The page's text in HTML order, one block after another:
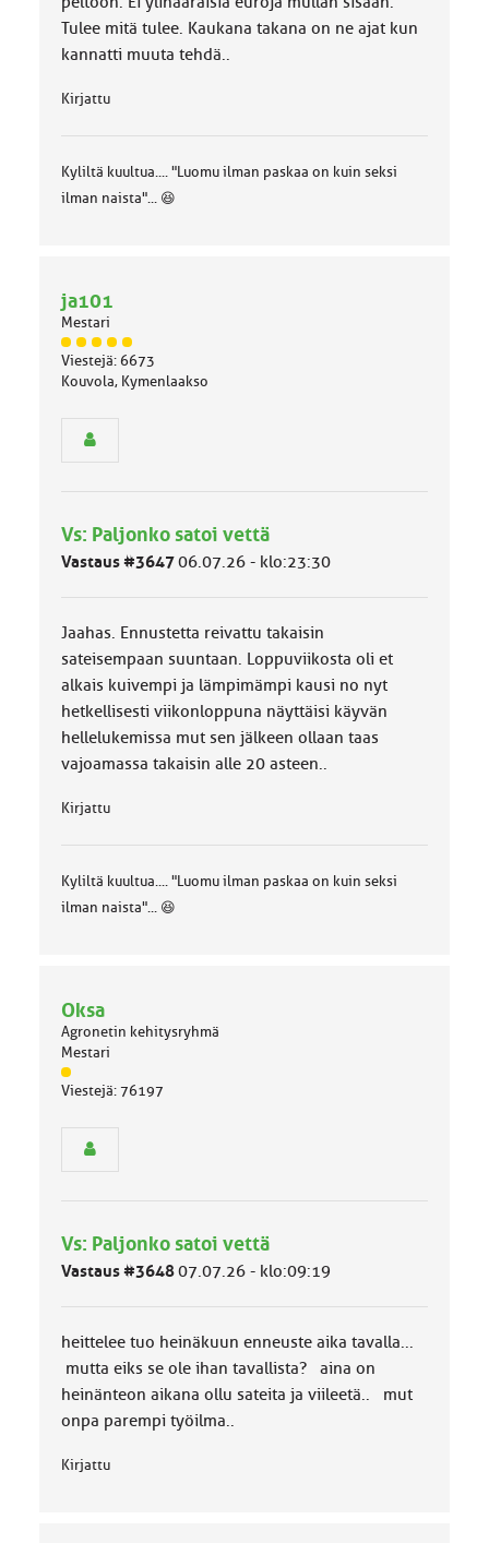
Tulee mitä tulee. Kaukana takana on ne ajat kun
kannatti muuta tehdä..
Kirjattu
Kyliltä kuultua.... "Luomu ilman paskaa on kuin seksi
ilman naista"... 😆
ja101
Mestari
J
ä
s
ä
l
k
a
:
Viestejä: 6673
Kouvola, Kymenlaakso
Vs: Paljonko satoi vettä
Vastaus #364706.07.26 - klo:23:30
Jaahas. Ennustetta reivattu takaisin
sateisempaan suuntaan. Loppuviikosta oli et
alkais kuivempi ja lämpimämpi kausi no nyt
hetkellisesti viikonloppuna näyttäisi käyvän
hellelukemissa mut sen jälkeen ollaan taas
vajoamassa takaisin alle 20 asteen..
Kirjattu
Kyliltä kuultua.... "Luomu ilman paskaa on kuin seksi
ilman naista"... 😆
Oksa
Agronetin kehitysryhmä
Mestari
J
ä
m
ä
k
k
a
Viestejä: 76197
Vs: Paljonko satoi vettä
Vastaus #364807.07.26 - klo:09:19
heittelee tuo heinäkuun enneuste aika tavalla...
mutta eiks se ole ihan tavallista? aina on
heinänteon aikana ollu sateita ja viileetä.. mut
onpa parempi työilma..
Kirjattu